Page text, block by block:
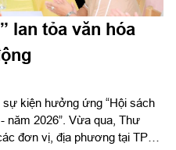
lan tỏa văn hóa
kiện hưởng ứng “Hội sách
năm 2026”. Vừa qua, Thư
đơn vị, địa phương tại TP